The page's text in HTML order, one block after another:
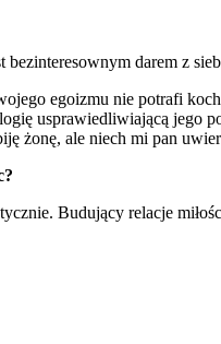
darem z
egoizmu nie potrafi
usprawiedliwiającą jego
żonę, ale niech mi pan
Budujący relacje